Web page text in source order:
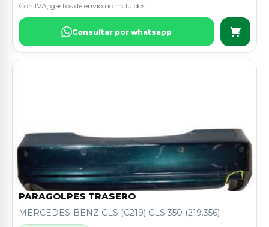
Con IVA, gastos de envio no incluidos.
Consultar por whatsapp
PARAGOLPES TRASERO
MERCEDES-BENZ CLS (C219) CLS 350 (219.356)